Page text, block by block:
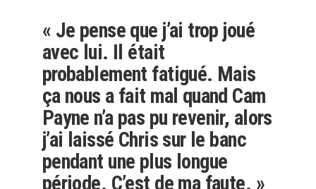
« Je pense que j’ai trop joué
avec lui. Il était
probablement fatigué. Mais
ça nous a fait mal quand Cam
Payne n’a pas pu revenir, alors
j’ai laissé Chris sur le banc
pendant une plus longue
période. C’est de ma faute. »